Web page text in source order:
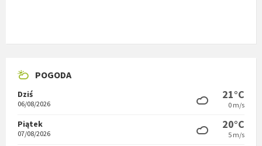
POGODA
Dziś
06/08/2026
21°C
0 m/s
Piątek
07/08/2026
20°C
5 m/s